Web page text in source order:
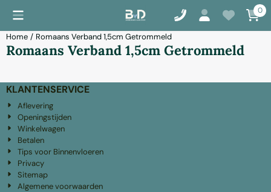
0
Home / Romaans Verband 1,5cm Getrommeld
Romaans Verband 1,5cm Getrommeld
KLANTENSERVICE
Aflevering
Openingstijden
Winkelwagen
Betalen
Tips voor Binnenvloeren
Privacy
Sitemap
Algemene voorwaarden